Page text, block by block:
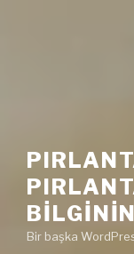
Bir başka